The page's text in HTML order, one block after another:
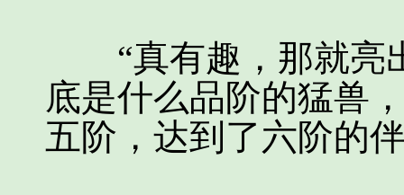
“真有趣，那就亮
底是什么品阶的猛兽
五阶，达到了六阶的